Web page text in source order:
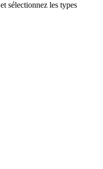
et sélectionnez les types